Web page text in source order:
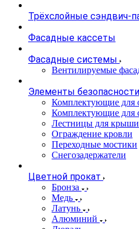
Трёхслойные сэндвич-
Фасадные кассеты
Фасадные системы
Вентилируемые
Элементы безопасности
Комплектующие для
Комплектующие для
Лестницы для крыши
Ограждение кровли
Переходные мостики
Снегозадержатели
Цветной прокат
Бронза
Медь
Латунь
Алюминий